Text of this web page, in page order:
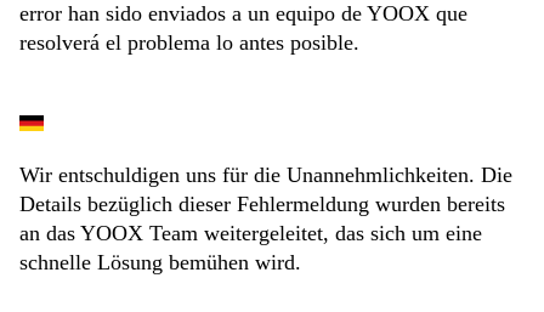
error han sido enviados a un equipo de YOOX que
resolverá el problema lo antes posible.
Wir entschuldigen uns für die Unannehmlichkeiten. Die
Details bezüglich dieser Fehlermeldung wurden bereits
an das YOOX Team weitergeleitet, das sich um eine
schnelle Lösung bemühen wird.